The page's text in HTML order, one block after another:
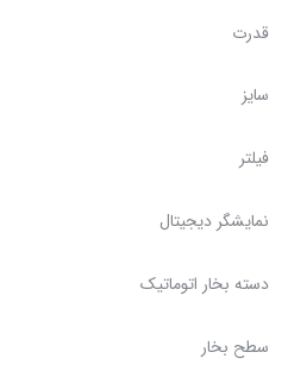
قدرت
سایز
فیلتر
نمایشگر دیجیتال
دسته بخار اتوماتیک
سطح بخار